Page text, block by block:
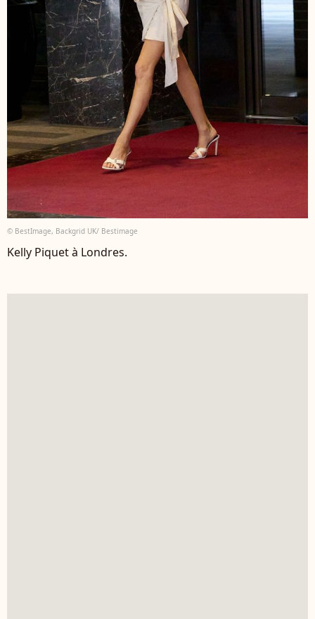
© BestImage, Backgrid UK/ Bestimage
Kelly Piquet à Londres.